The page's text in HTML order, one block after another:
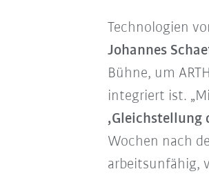
Technologien
Johannes
Bühne, um
integriert ist.
‚Gleichstellung
Wochen nach
arbeitsunfähig,